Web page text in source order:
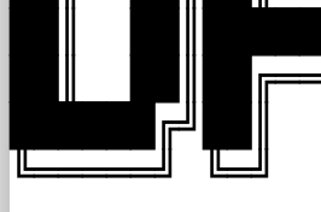
██║
██║
██████╔╝██║
╚═════╝ ╚═╝